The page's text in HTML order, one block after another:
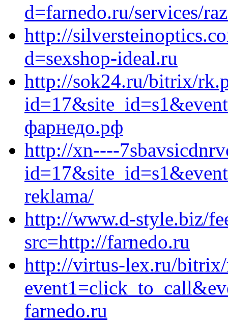
d=farnedo.ru/services/
http://
d=sexshop-ideal.ru
http://sok24.ru/bitrix/
фарнедо.рф
http://xn----
reklama/
http://www.d-style.biz/
src=http://farnedo.ru
http://virtus-lex.ru/bitrix/
farnedo.ru